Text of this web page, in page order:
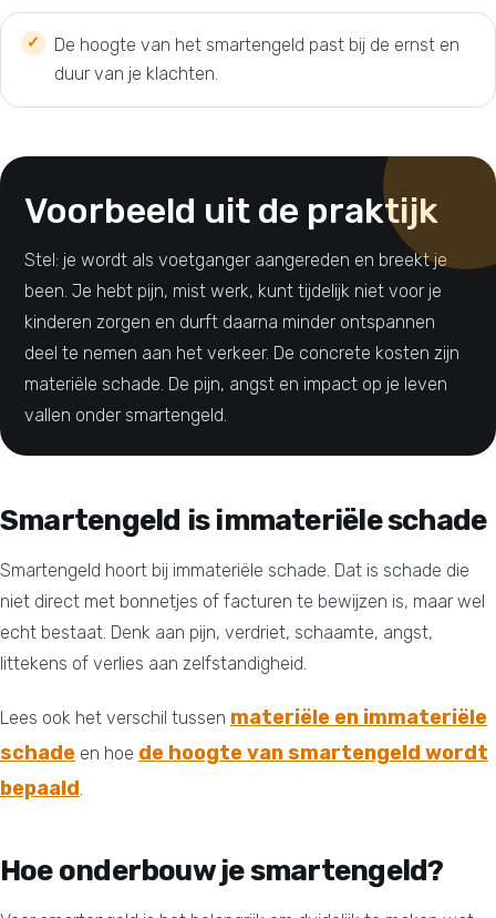
De hoogte van het smartengeld past bij de ernst en
duur van je klachten.
Voorbeeld uit de praktijk
Stel: je wordt als voetganger aangereden en breekt je
been. Je hebt pijn, mist werk, kunt tijdelijk niet voor je
kinderen zorgen en durft daarna minder ontspannen
deel te nemen aan het verkeer. De concrete kosten zijn
materiële schade. De pijn, angst en impact op je leven
vallen onder smartengeld.
Smartengeld is immateriële schade
Smartengeld hoort bij immateriële schade. Dat is schade die
niet direct met bonnetjes of facturen te bewijzen is, maar wel
echt bestaat. Denk aan pijn, verdriet, schaamte, angst,
littekens of verlies aan zelfstandigheid.
Lees ook het verschil tussen materiële en immateriële
schade en hoe de hoogte van smartengeld wordt
bepaald.
Hoe onderbouw je smartengeld?